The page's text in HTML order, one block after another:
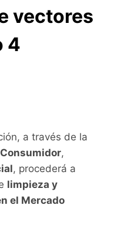
vectores
4
a través de la
,
, procederá a
limpieza y
el Mercado